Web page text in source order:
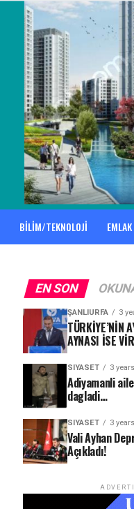
BİLİM/TEKNOLOJİ EMLAK
EN SON
ŞANLIURFA 3
TÜRKİYE’NİN
AYNASI İSE
SIYASET 3
Adiyamanli
dagladi…
SIYASET 3
Vali Ayhan
Açıkladı!